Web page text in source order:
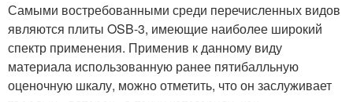
Самыми востребованными среди перечисленных видов
являются плиты OSB-3, имеющие наиболее широкий
спектр применения. Применив к данному виду
материала использованную ранее пятибалльную
оценочную шкалу, можно отметить, что он заслуживает